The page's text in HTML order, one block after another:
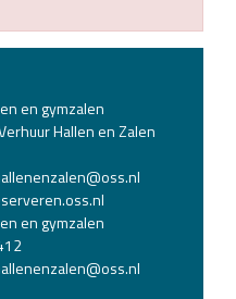
en gymzalen
Hallen en Zalen
en gymzalen